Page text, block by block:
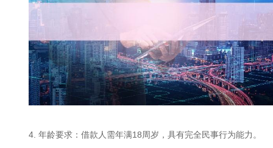
4. 年龄要求：借款人需年满18周岁，具有完全民事行为能力。